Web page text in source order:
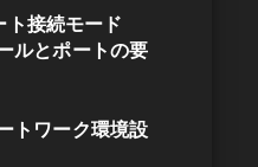
接続モード
ルとポートの要
トワーク環境設